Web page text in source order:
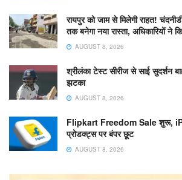
रायपुर को जाम से मिलेगी राहत!
तक बनेगा नया रास्ता, अधिकारियों ने
AUGUST 8, 2026
श्रीलंका टेस्ट सीरीज से साई सुदर्शन
झटका
AUGUST 8, 2026
Flipkart Freedom Sale शुरू,
प्रोडक्ट्स पर बंपर छूट
AUGUST 8, 2026